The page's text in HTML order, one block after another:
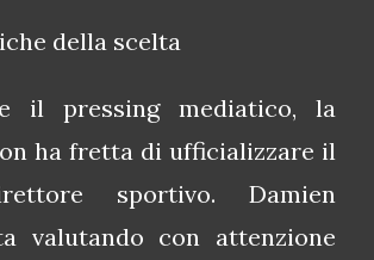
della scelta
il pressing mediatico, la
ha fretta di ufficializzare il
sportivo. Damien
valutando con attenzione